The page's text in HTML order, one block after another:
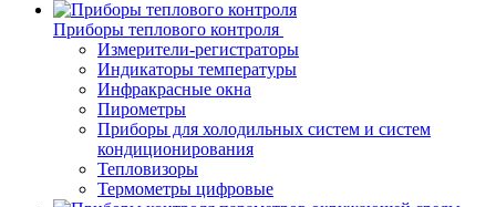
Приборы теплового контроля
Измерители-регистраторы
Индикаторы температуры
Инфракрасные окна
Пирометры
Приборы для холодильных систем и систем
кондиционирования
Тепловизоры
Термометры цифровые